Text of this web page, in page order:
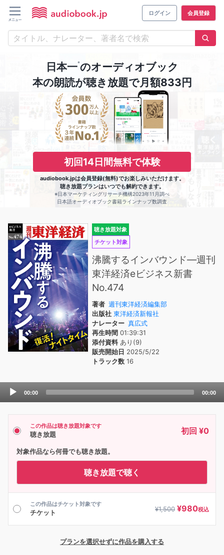
ログイン 会員登録
日本一※のオーディオブック
本の朗読が聴き放題で月額833円
初回14日間無料で体験
audiobook.jpは会員登録(無料)でお楽しみいただけます。
聴き放題プランはいつでも解約できます。
※日本マーケティングリサーチ機構2023年11月調べ
日本語オーディオブック書籍ラインナップ数調査
聴き放題対象
チケット対象
沸騰するインバウンド―週刊
東洋経済eビジネス新書
No.474
著者 週刊東洋経済編集部
出版社 東洋経済新報社
ナレーター 真広式
再生時間 01:39:31
添付資料あり(9)
販売開始日 2025/5/22
トラック数 16
Audio
00:00 00:00
この作品は聴き放題対象です
聴き放題 初回 ¥0
対象作品なら何冊でも聴き放題。
聴き放題で聴く
この作品はチケット対象です
チケット ¥1,500 ¥980税込
プランを選択せずに作品を購入する